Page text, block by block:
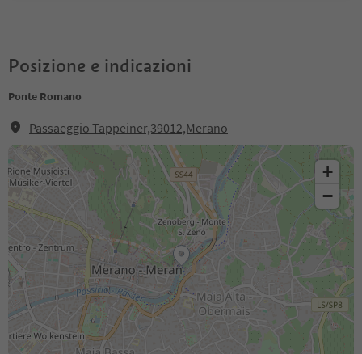
Posizione e indicazioni
Ponte Romano
Passaeggio Tappeiner,39012,Merano
+
−